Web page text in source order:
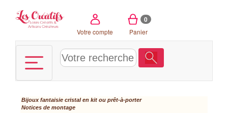
Votre compte
0
Panier
Bijoux fantaisie cristal en kit ou prêt-à-porter
Notices de montage